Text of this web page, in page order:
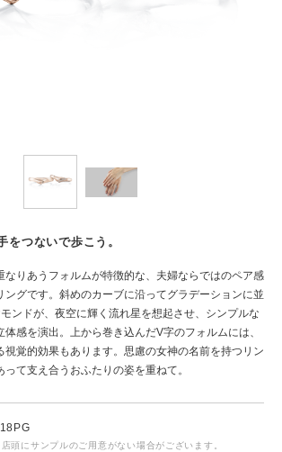
をつないで歩こう。
なりあうフォルムが特徴的な、夫婦ならではのペア感
ングです。斜めのカーブに沿ってグラデーションに並
ンドが、夜空に輝く流れ星を想起させ、シンプルな
感を演出。上から巻き込んだV字のフォルムには、
視覚的効果もあります。思慮の女神の名前を持つリン
て支え合うおふたりの姿を重ねて。
頭にサンプルのご用意がない場合がございます。